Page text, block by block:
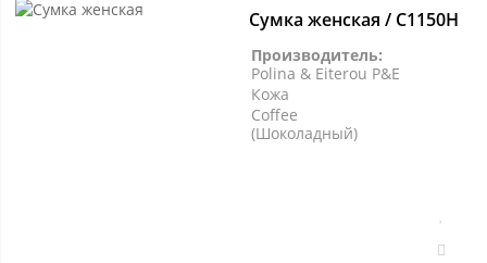
Сумка женская / C1150H
Производитель:
Polina & Eiterou P&E
Кожа
Coffee
(Шоколадный)